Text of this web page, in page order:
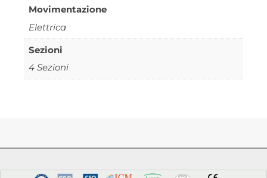
Movimentazione
Elettrica
Sezioni
4 Sezioni